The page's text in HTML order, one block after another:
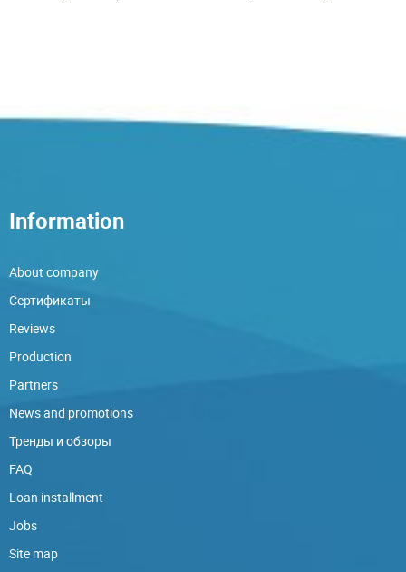
Information
About company
Сертификаты
Reviews
Production
Partners
News and promotions
Тренды и обзоры
FAQ
Loan installment
Jobs
Site map